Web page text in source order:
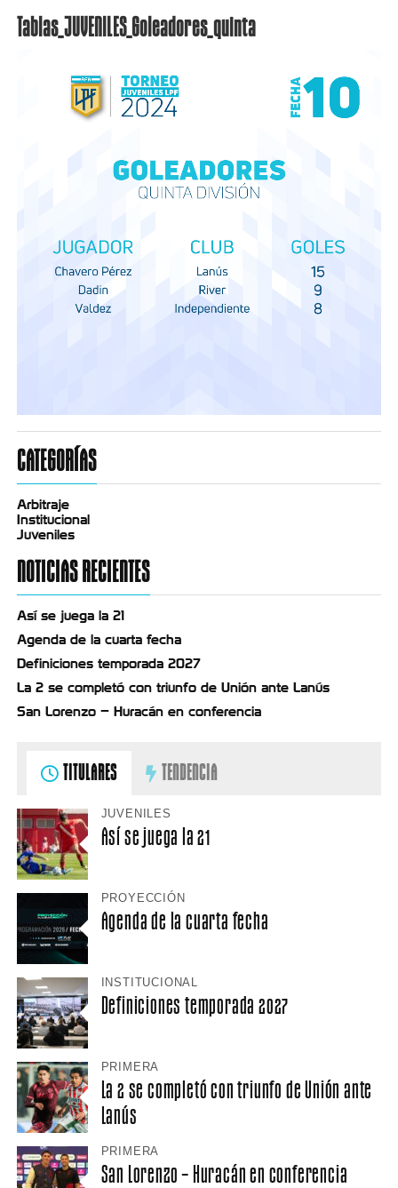
Tablas_JUVENILES_Goleadores_quinta
CATEGORÍAS
Arbitraje
Institucional
Juveniles
NOTICIAS RECIENTES
Así se juega la 21
Agenda de la cuarta fecha
Definiciones temporada 2027
La 2 se completó con triunfo de Unión ante Lanús
San Lorenzo – Huracán en conferencia
TITULARES TENDENCIA
JUVENILES
Así se juega la 21
PROYECCIÓN
Agenda de la cuarta fecha
INSTITUCIONAL
Definiciones temporada 2027
PRIMERA
La 2 se completó con triunfo de Unión ante
Lanús
PRIMERA
San Lorenzo – Huracán en conferencia